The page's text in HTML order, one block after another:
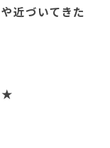
近づいてきた